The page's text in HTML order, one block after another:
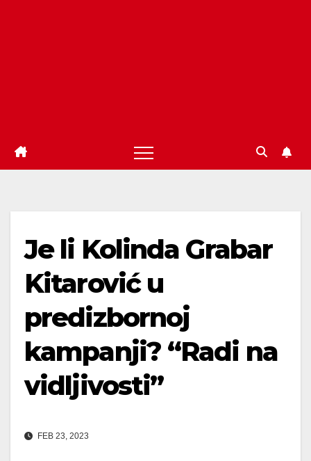
Je li Kolinda Grabar
Kitarović u
predizbornoj
kampanji? “Radi na
vidljivosti”
FEB 23, 2023